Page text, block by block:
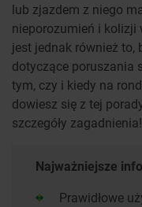
lub zjazdem z niego
nieporozumień i kolizji
jest jednak również to,
dotyczące poruszania
tym, czy i kiedy na
dowiesz się z tej
szczegóły zagadnienia!
Najważniejsze
Prawidłowe